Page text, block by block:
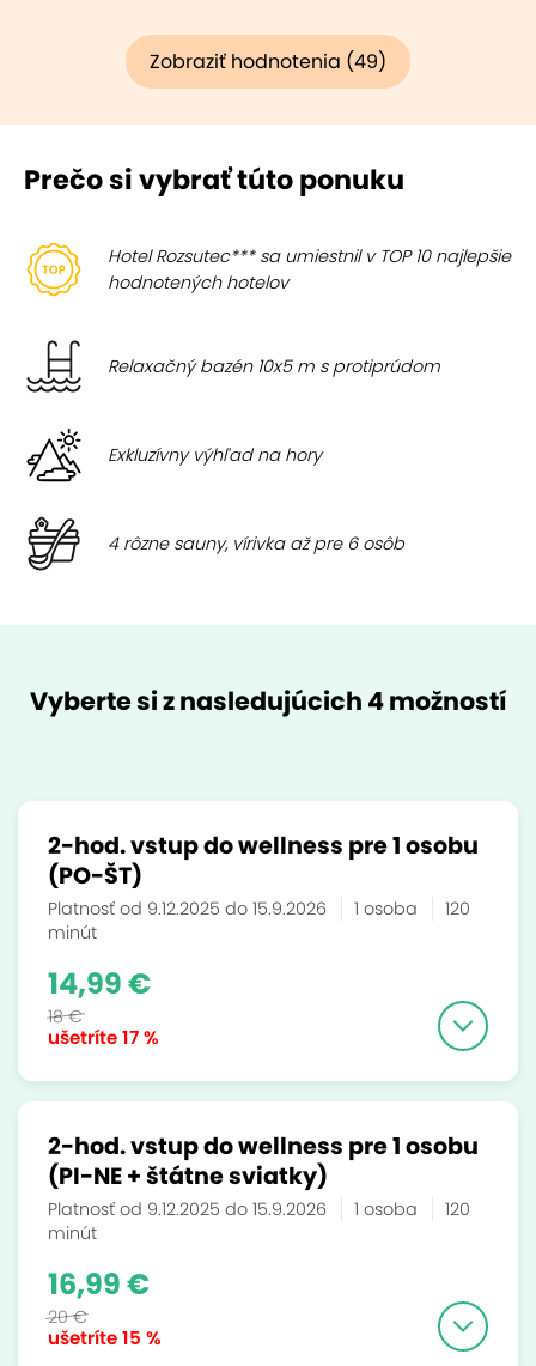
Zobraziť hodnotenia (49)
Prečo si vybrať túto ponuku
Hotel Rozsutec*** sa umiestnil v TOP 10 najlepšie
hodnotených hotelov
Relaxačný bazén 10x5 m s protiprúdom
Exkluzívny výhľad na hory
4 rôzne sauny, vírivka až pre 6 osôb
Vyberte si z nasledujúcich 4 možností
2-hod. vstup do wellness pre 1 osobu
(PO-ŠT)
Platnosť od 9.12.2025 do 15.9.2026 1 osoba
120
minút
ušetríte17 %
14,99 €
18 €
2-hod. vstup do wellness pre 1 osobu
(PI-NE + štátne sviatky)
Platnosť od 9.12.2025 do 15.9.2026 1 osoba
120
minút
ušetríte15 %
16,99 €
20 €